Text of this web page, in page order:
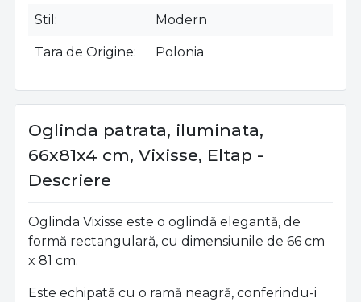
Stil Modern
Tara de Origine Polonia
Oglinda patrata, iluminata,
66x81x4 cm, Vixisse, Eltap -
Descriere
Oglinda Vixisse este o oglindă elegantă, de
formă rectangulară, cu dimensiunile de 66 cm
x 81 cm.
Este echipată cu o ramă neagră, conferindu-i